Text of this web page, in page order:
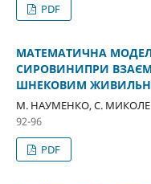
PDF
МАТЕМАТИЧНА
СИРОВИНИПРИ
ШНЕКОВИМ
М. НАУМЕНКО, С.
92-96
PDF